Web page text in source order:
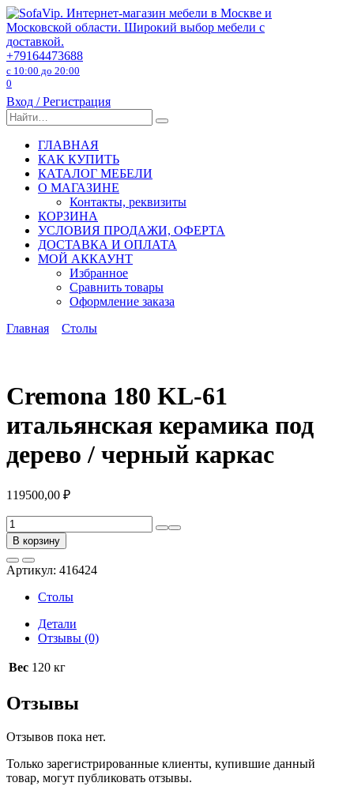
Перейти
к
содержанию
+79164473688
с 10:00 до 20:00
0
Вход / Регистрация
Search
for:
ГЛАВНАЯ
КАК КУПИТЬ
КАТАЛОГ МЕБЕЛИ
О МАГАЗИНЕ
Контакты, реквизиты
КОРЗИНА
УСЛОВИЯ ПРОДАЖИ, ОФЕРТА
ДОСТАВКА И ОПЛАТА
МОЙ АККАУНТ
Избранное
Сравнить товары
Оформление заказа
Главная
Столы
Cremona 180 KL-61
итальянская керамика под
дерево / черный каркас
119500,00 ₽
Количество
товара
Cremona
180
KL-
итальянская
керамика
В корзину
Артикул: 416424
Столы
Детали
Отзывы (0)
Вес 120 кг
Отзывы
Отзывов пока нет.
Только зарегистрированные клиенты, купившие данный
товар, могут публиковать отзывы.